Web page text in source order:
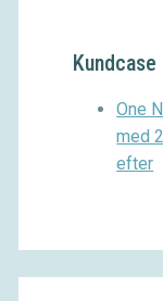
Kundcase
One
med
efter